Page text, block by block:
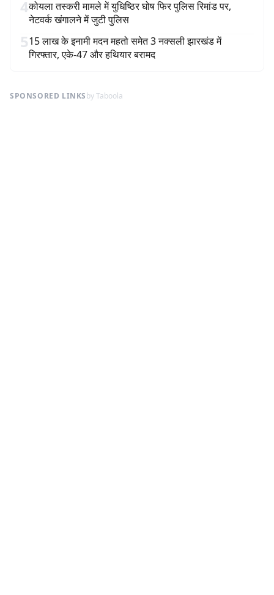
4कोयला तस्करी मामले में युधिष्ठिर घोष फिर पुलिस रिमांड पर,
नेटवर्क खंगालने में जुटी पुलिस
515 लाख के इनामी मदन महतो समेत 3 नक्सली झारखंड में
गिरफ्तार, एके-47 और हथियार बरामद
SPONSORED LINKSby Taboola